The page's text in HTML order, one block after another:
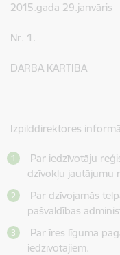
2015.gada 29.janvāris
Nr. 1.
DARBA KĀRTĪBA
Izpilddirektores
Par iedzīvotāju
dzīvokļu jautājumu
Par dzīvojamās
pašvaldības
Par īres līguma
iedzīvotājiem.